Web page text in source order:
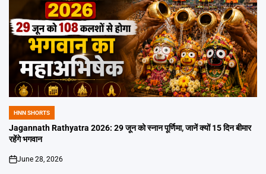
POSTED
IN
HNN SHORTS
Jagannath Rathyatra 2026: 29 जून को स्नान पूर्णिमा, जानें क्यों 15 दिन बीमार
रहेंगे भगवान
on
June 28, 2026